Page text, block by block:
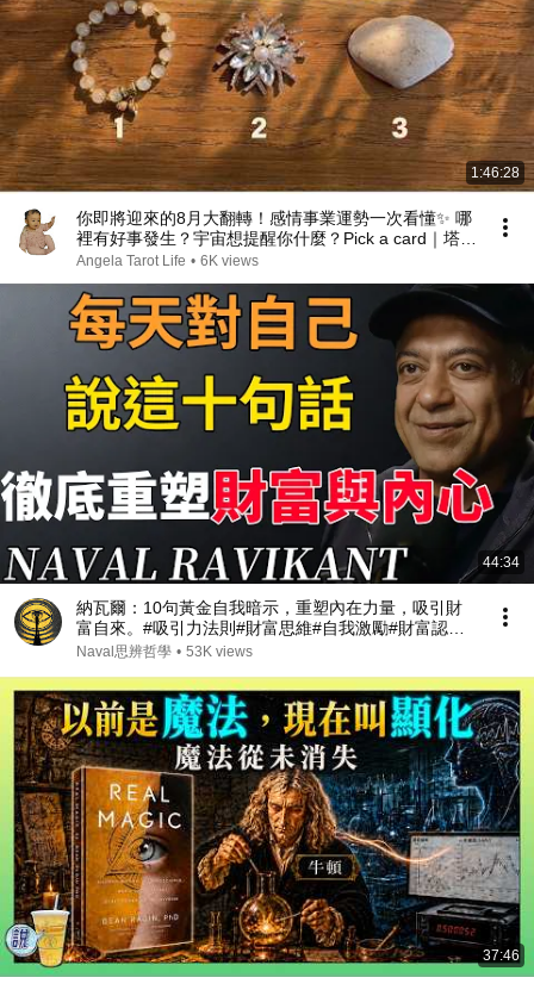
1:46:28
你即將迎來的8月大翻轉！感情事業運勢一次看懂✨ 哪
裡有好事發生？宇宙想提醒你什麼？Pick a card｜塔羅
占卜｜三選一｜Angela塔羅
Angela Tarot Life • 6K views
44:34
納瓦爾：10句黃金自我暗示，重塑內在力量，吸引財
富自來。#吸引力法則#財富思維#自我激勵#財富認知
#內在成長#納瓦爾 #納瓦爾寶典 #人生哲學
Naval思辨哲學 • 53K views
37:46